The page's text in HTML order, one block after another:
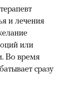
и лечения
или
Во время
сразу